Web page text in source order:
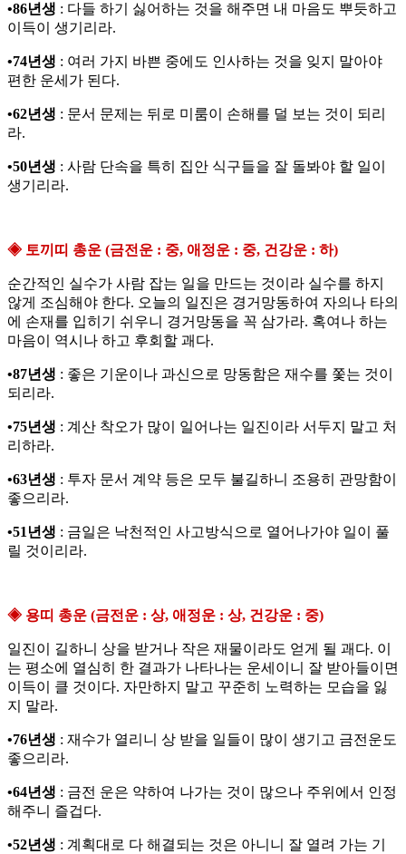
•86년생 : 다들 하기 싫어하는 것을 해주면 내 마음도 뿌듯하고
이득이 생기리라.
•74년생 : 여러 가지 바쁜 중에도 인사하는 것을 잊지 말아야
편한 운세가 된다.
•62년생 : 문서 문제는 뒤로 미룸이 손해를 덜 보는 것이 되리
라.
•50년생 : 사람 단속을 특히 집안 식구들을 잘 돌봐야 할 일이
생기리라.
◈ 토끼띠 총운 (금전운 : 중, 애정운 : 중, 건강운 : 하)
순간적인 실수가 사람 잡는 일을 만드는 것이라 실수를 하지
않게 조심해야 한다. 오늘의 일진은 경거망동하여 자의나 타의
에 손재를 입히기 쉬우니 경거망동을 꼭 삼가라. 혹여나 하는
마음이 역시나 하고 후회할 괘다.
•87년생 : 좋은 기운이나 과신으로 망동함은 재수를 쫓는 것이
되리라.
•75년생 : 계산 착오가 많이 일어나는 일진이라 서두지 말고 처
리하라.
•63년생 : 투자 문서 계약 등은 모두 불길하니 조용히 관망함이
좋으리라.
•51년생 : 금일은 낙천적인 사고방식으로 열어나가야 일이 풀
릴 것이리라.
◈ 용띠 총운 (금전운 : 상, 애정운 : 상, 건강운 : 중)
일진이 길하니 상을 받거나 작은 재물이라도 얻게 될 괘다. 이
는 평소에 열심히 한 결과가 나타나는 운세이니 잘 받아들이면
이득이 클 것이다. 자만하지 말고 꾸준히 노력하는 모습을 잃
지 말라.
•76년생 : 재수가 열리니 상 받을 일들이 많이 생기고 금전운도
좋으리라.
•64년생 : 금전 운은 약하여 나가는 것이 많으나 주위에서 인정
해주니 즐겁다.
•52년생 : 계획대로 다 해결되는 것은 아니니 잘 열려 가는 기